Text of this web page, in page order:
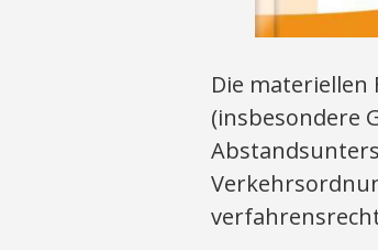
Die
(insbesondere